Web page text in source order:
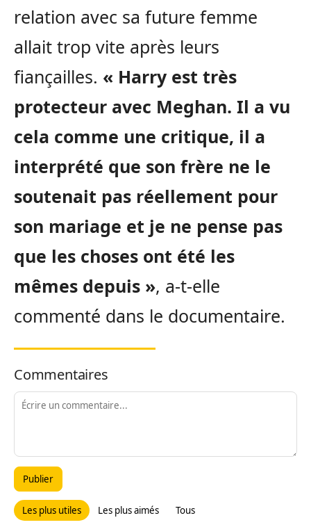
relation avec sa future femme
allait trop vite après leurs
fiançailles. « Harry est très
protecteur avec Meghan. Il a vu
cela comme une critique, il a
interprété que son frère ne le
soutenait pas réellement pour
son mariage et je ne pense pas
que les choses ont été les
mêmes depuis », a-t-elle
commenté dans le documentaire.
Commentaires
Publier
Les plus utiles Les plus aimés Tous